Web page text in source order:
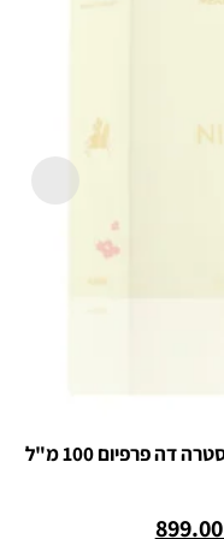
מנט טו בי סין נישאן לוס אנג'לס אקסטרה דה פרפיום 100 מ"ל
899.00